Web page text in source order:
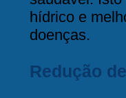
hídrico e
doenças.
Redução